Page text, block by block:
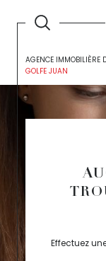
AGENCE IMMOBILIÈRE
GOLFE JUAN
Effectuez